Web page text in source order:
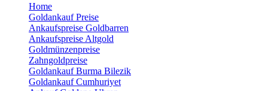
Home
Goldankauf Preise
Ankaufspreise Goldbarren
Ankaufspreise Altgold
Goldmünzenpreise
Zahngoldpreise
Goldankauf Burma Bilezik
Goldankauf Cumhuriyet